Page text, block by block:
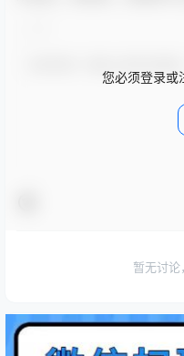
您必须登录或
暂无讨论